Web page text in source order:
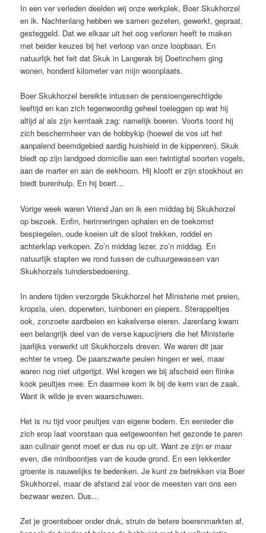
In een ver verleden deelden wij onze werkplek, Boer Skukhorzel
en ik. Nachtenlang hebben we samen gezeten, gewerkt, gepraat,
gesteggeld. Dat we elkaar uit het oog verloren heeft te maken
met beider keuzes bij het verloop van onze loopbaan. En
natuurlijk het feit dat Skuk in Langerak bij Doetinchem ging
wonen, honderd kilometer van mijn woonplaats.
Boer Skukhorzel bereikte intussen de pensioengerechtigde
leeftijd en kan zich tegenwoordig geheel toeleggen op wat hij
altijd al als zijn kerntaak zag: namelijk boeren. Voorts toont hij
zich beschermheer van de hobbykip (hoewel de vos uit het
aanpalend beemdgebied aardig huishield in de kippenren). Skuk
biedt op zijn landgoed domicilie aan een twintigtal soorten vogels,
aan de marter en aan de eekhoorn. Hij klooft er zijn stookhout en
biedt burenhulp. En hij boert…
Vorige week waren Vriend Jan en ik een middag bij Skukhorzel
op bezoek. Enfin, herinneringen ophalen en de toekomst
bespiegelen, oude koeien uit de sloot trekken, roddel en
achterklap verkopen. Zo’n middag lezer, zo’n middag. En
natuurlijk stapten we rond tussen de cultuurgewassen van
Skukhorzels tuindersbedoening.
In andere tijden verzorgde Skukhorzel het Ministerie met preien,
kropsla, uien, doperwten, tuinbonen en piepers. Sterappeltjes
ook, zonzoete aardbeien en kakelverse eieren. Jarenlang kwam
een belangrijk deel van de verse kapucijners die het Ministerie
jaarlijks verwerkt uit Skukhorzels dreven. We waren dit jaar
echter te vroeg. De paarszwarte peulen hingen er wel, maar
waren nog niet uitgerijpt. Wel kregen we bij afscheid een flinke
kook peultjes mee. En daarmee kom ik bij de kern van de zaak.
Want ik wilde je even waarschuwen.
Het is nu tijd voor peultjes van eigene bodem. En eenieder die
zich erop laat voorstaan qua eetgewoonten het gezonde te paren
aan culinair genot moet er dus nu op uit. Want ze zijn er maar
even, die miniboontjes van de koude grond. En een lekkerder
groente is nauwelijks te bedenken. Je kunt ze betrekken via Boer
Skukhorzel, maar de afstand zal voor de meesten van ons een
bezwaar wezen. Dus…
Zet je groenteboer onder druk, struin de betere boerenmarkten af,